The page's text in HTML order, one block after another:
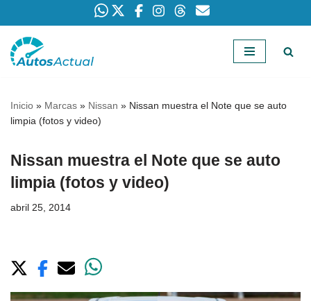
Saltar
Inicio » Marcas » Nissan » Nissan muestra el Note que se auto
limpia (fotos y video)
Nissan muestra el Note que se auto
limpia (fotos y video)
abril 25, 2014